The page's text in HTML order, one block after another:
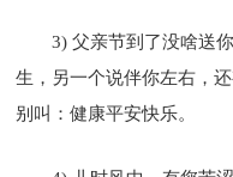
3) 父亲节到了没啥送
生，另一个说伴你左右，
别叫：健康平安快乐。